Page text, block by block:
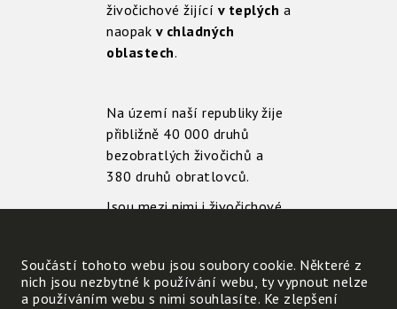
živočichové žijící v teplých a
naopak v chladných
oblastech.
Na území naší republiky žije
přibližně 40 000 druhů
bezobratlých živočichů a
380 druhů obratlovců.
Jsou mezi nimi i živočichové
Na celé Zemi bylo popsáno
téměř 2 miliony druhů
Součástí tohoto webu jsou soubory cookie. Některé z
nich jsou nezbytné k používání webu, ty vypnout nelze
a používáním webu s nimi souhlasíte. Ke zlepšení